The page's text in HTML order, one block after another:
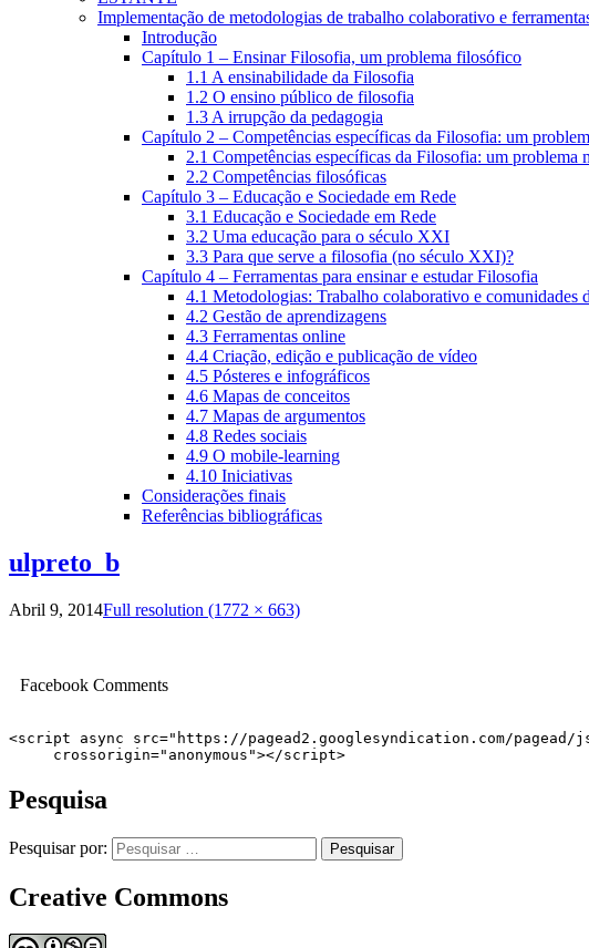
Implementação de metodologias de trabalho colaborativo e
Introdução
Capítulo 1 – Ensinar Filosofia, um problema filosófico
1.1 A ensinabilidade da Filosofia
1.2 O ensino público de filosofia
1.3 A irrupção da pedagogia
Capítulo 2 – Competências específicas da Filosofia: um
2.1 Competências específicas da Filosofia: um problema
2.2 Competências filosóficas
Capítulo 3 – Educação e Sociedade em Rede
3.1 Educação e Sociedade em Rede
3.2 Uma educação para o século XXI
3.3 Para que serve a filosofia (no século XXI)?
Capítulo 4 – Ferramentas para ensinar e estudar Filosofia
4.1 Metodologias: Trabalho colaborativo e comunidades
4.2 Gestão de aprendizagens
4.3 Ferramentas online
4.4 Criação, edição e publicação de vídeo
4.5 Pósteres e infográficos
4.6 Mapas de conceitos
4.7 Mapas de argumentos
4.8 Redes sociais
4.9 O mobile-learning
4.10 Iniciativas
Considerações finais
Referências bibliográficas
ulpreto_b
Abril 9, 2014Full resolution (1772 × 663)
Facebook Comments
<script async src="https://pagead2.googlesyndication.com/pagead/
     crossorigin="anonymous"></script>
Pesquisa
Pesquisar por:
Creative Commons